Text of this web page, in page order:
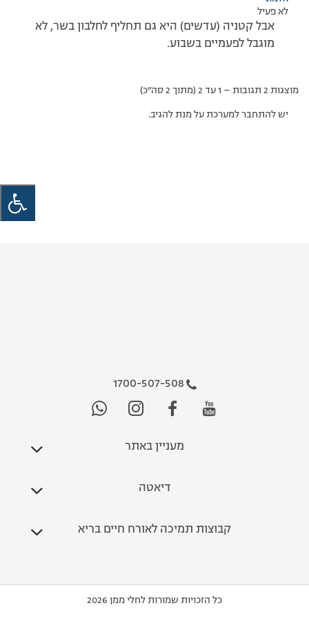
לא פעיל
אבל קטניה (עדשים) היא גם תחליף לחלבון בשר, לא
מוגבל לפעמיים בשבוע.
מוצגות 2 תגובות – 1 עד 2 (מתוך 2 סה״כ)
יש להתחבר למערכת על מנת להגיב.
1700-507-508
מעניין באתר
דיאטה
קבוצות תמיכה לאורח חיים בריא
כל הזכויות שמורות לחלי ממן 2026